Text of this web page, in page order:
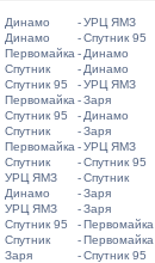
Динамо -УРЦ ЯМЗ
Динамо -Спутник 95
Первомайка - Динамо
Спутник - Динамо
Спутник 95 -УРЦ ЯМЗ
Первомайка -Заря
Спутник 95 - Динамо
Спутник -Заря
Первомайка -УРЦ ЯМЗ
Спутник -Спутник 95
УРЦ ЯМЗ -Спутник
Динамо -Заря
УРЦ ЯМЗ -Заря
Спутник 95 -Первомайка
Спутник -Первомайка
Заря -Спутник 95